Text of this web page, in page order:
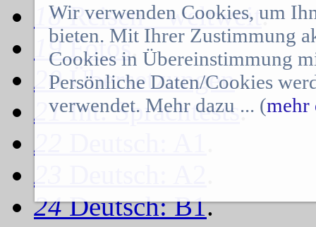
18Reisen - weltweit.
19Fotos.
20Übersetzungen.
21Int. Sprachtests .
22
23
24Deutsch: B1.
Wir verwenden Cookies, um
bieten. Mit Ihrer Zustimmung
Cookies in Übereinstimmung
Persönliche Daten/Cookies
verwendet. Mehr dazu ... (mehr